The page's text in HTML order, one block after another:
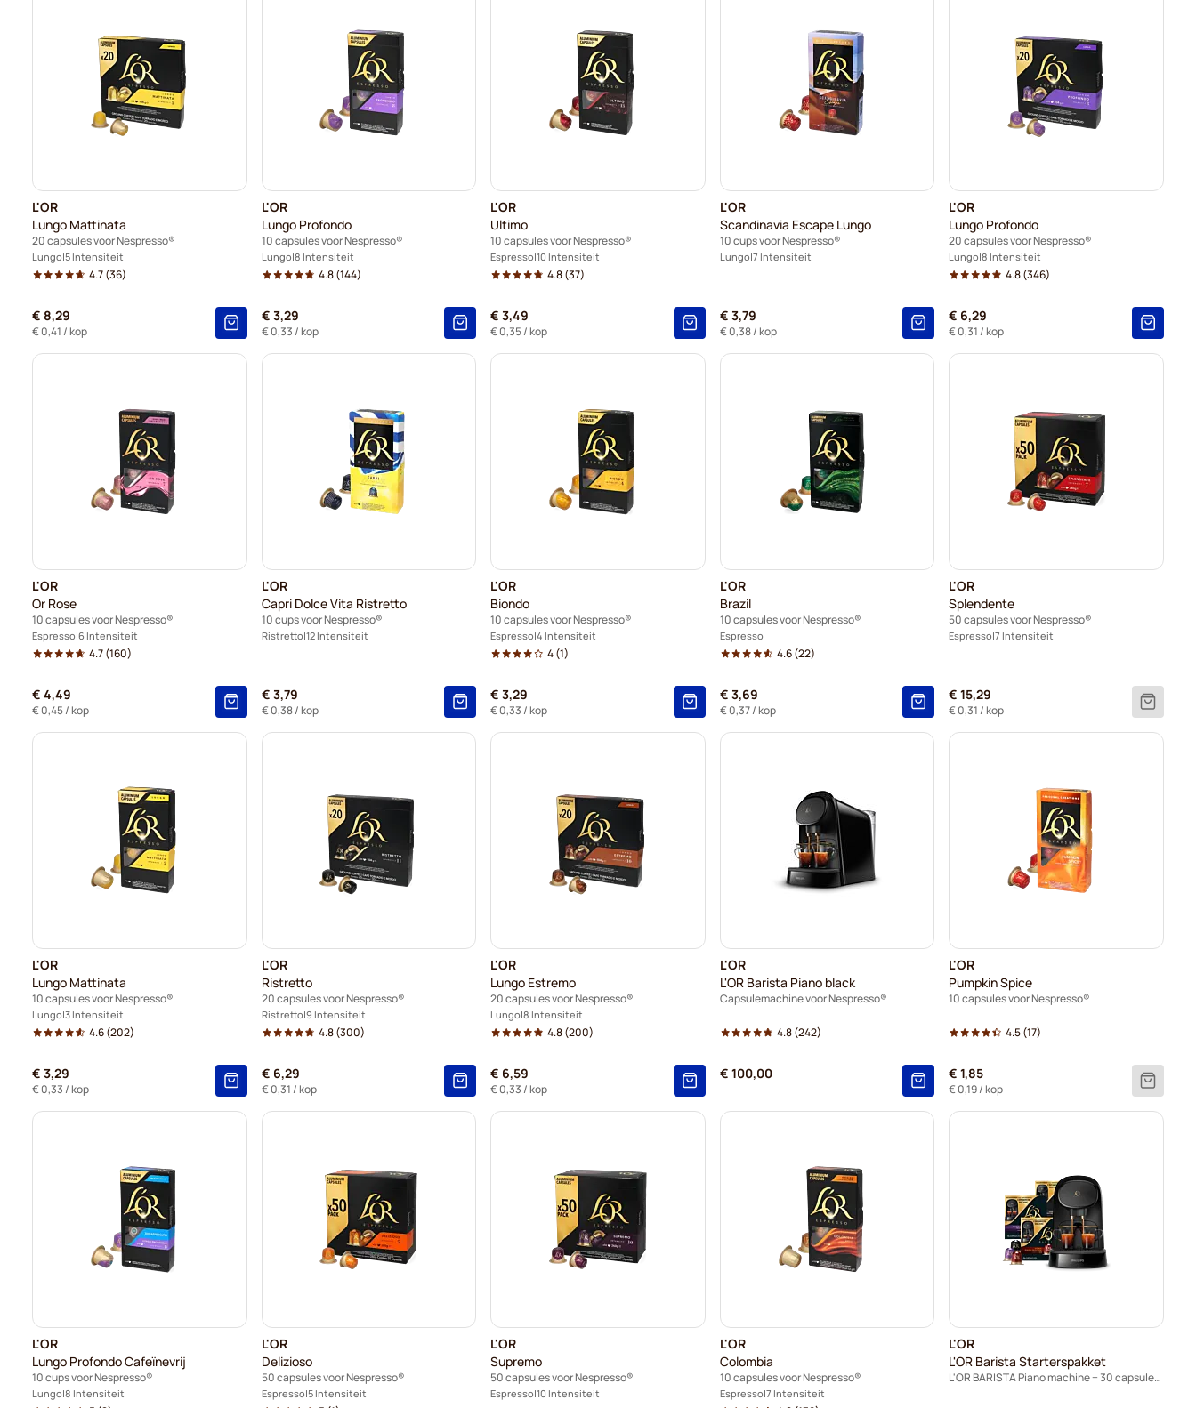
L'OR
Lungo Mattinata
20 capsules voor Nespresso®
Lungo 5 Intensiteit
4.7(36)
€ 8,29
€ 0,41 / kop
L'OR
Lungo Profondo
10 capsules voor Nespresso®
Lungo 8 Intensiteit
4.8(144)
€ 3,29
€ 0,33 / kop
L'OR
Ultimo
10 capsules voor Nespresso®
Espresso 10 Intensiteit
4.8(37)
€ 3,49
€ 0,35/ kop
L'OR
Scandinavia Escape Lungo
10 cups voor Nespresso®
Lungo 7 Intensiteit
€ 3,79
€ 0,38/ kop
L'OR
Lungo Profondo
20 capsules voor Nespresso®
Lungo 8 Intensiteit
4.8(346)
€ 6,29
€ 0,31 / kop
L'OR
Or Rose
10 capsules voor Nespresso®
Espresso 6 Intensiteit
4.7(160)
€ 4,49
€ 0,45/ kop
L'OR
Capri Dolce Vita Ristretto
10 cups voor Nespresso®
Ristretto 12 Intensiteit
€ 3,79
€ 0,38/ kop
L'OR
Biondo
10 capsules voor Nespresso®
Espresso 4 Intensiteit
4(1)
€ 3,29
€ 0,33 / kop
L'OR
Brazil
10 capsules voor Nespresso®
Espresso
4.6(22)
€ 3,69
€ 0,37/ kop
L'OR
Splendente
50 capsules voor Nespresso®
Espresso 7 Intensiteit
€ 15,29
€ 0,31 / kop
L'OR
Lungo Mattinata
10 capsules voor Nespresso®
Lungo 3 Intensiteit
4.6(202)
€ 3,29
€ 0,33 / kop
L'OR
Ristretto
20 capsules voor Nespresso®
Ristretto 9 Intensiteit
4.8(300)
€ 6,29
€ 0,31 / kop
L'OR
Lungo Estremo
20 capsules voor Nespresso®
Lungo 8 Intensiteit
4.8(200)
€ 6,59
€ 0,33 / kop
L'OR
L'OR Barista Piano black
Capsulemachine voor Nespresso®
4.8(242)
€ 100,00
L'OR
Pumpkin Spice
10 capsules voor Nespresso®
4.5(17)
€ 1,85
€ 0,19/ kop
L'OR
Lungo Profondo Cafeïnevrij
10 cups voor Nespresso®
Lungo 8 Intensiteit
L'OR
Delizioso
50 capsules voor Nespresso®
Espresso 5 Intensiteit
L'OR
Supremo
50 capsules voor Nespresso®
Espresso 10 Intensiteit
L'OR
Colombia
10 capsules voor Nespresso®
Espresso 7 Intensiteit
L'OR
L'OR Barista Starterspakket
L'OR BARISTA Piano machine + 30 capsules voor L'OR Barista